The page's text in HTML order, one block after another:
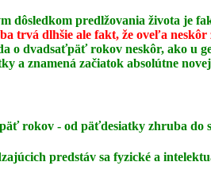
dôsledkom predlžovania života je
trvá dlhšie ale fakt, že oveľa neskôr
o dvadsaťpäť rokov neskôr, ako u
a znamená začiatok absolútne
rokov - od päťdesiatky zhruba do
predstáv sa fyzické a